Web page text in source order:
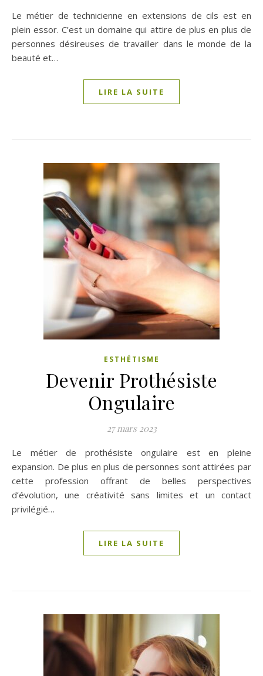
Le métier de technicienne en extensions de cils est en
plein essor. C’est un domaine qui attire de plus en plus de
personnes désireuses de travailler dans le monde de la
beauté et…
LIRE LA SUITE
ESTHÉTISME
Devenir Prothésiste
Ongulaire
27 mars 2023
Le métier de prothésiste ongulaire est en pleine
expansion. De plus en plus de personnes sont attirées par
cette profession offrant de belles perspectives
d’évolution, une créativité sans limites et un contact
privilégié…
LIRE LA SUITE